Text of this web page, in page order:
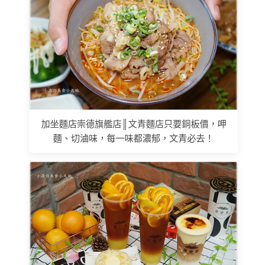
加坐麵店崇德旗艦店║文青麵店只要銅板價，呷
麵、切滷味，每一味都濃郁，文青必去！